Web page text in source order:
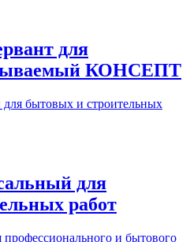
для
КОНСЕПТ
для
работ